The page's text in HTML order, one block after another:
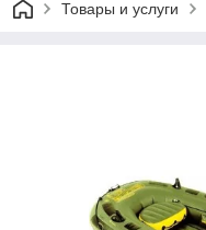
Товары и услуги